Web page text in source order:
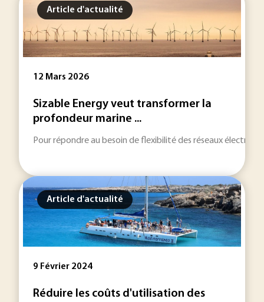
Article d'actualité
12 Mars 2026
Sizable Energy veut transformer la
profondeur marine ...
Pour répondre au besoin de flexibilité des réseaux
Article d'actualité
9 Février 2024
Réduire les coûts d'utilisation des